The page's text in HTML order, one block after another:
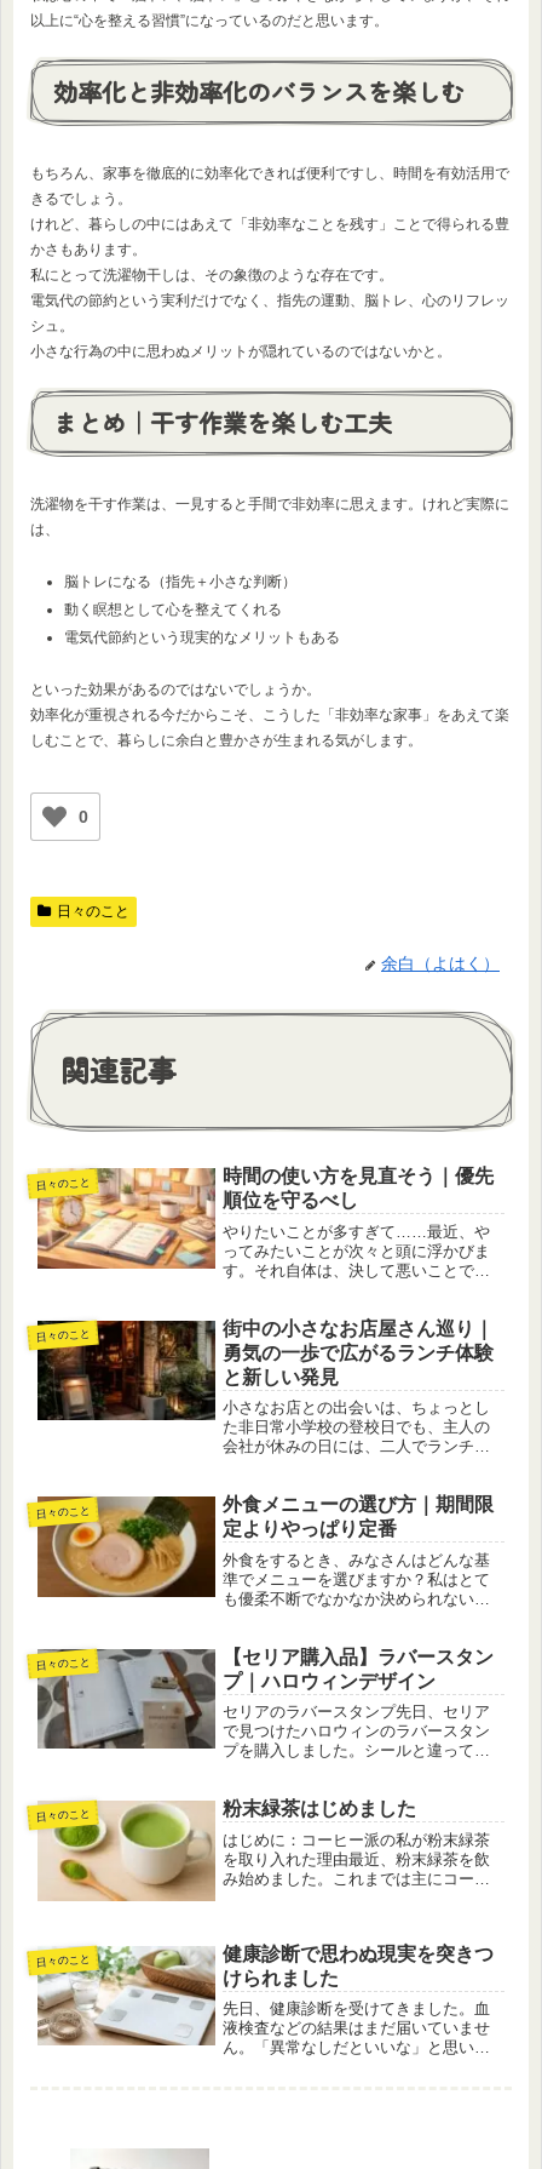
以上に“心を整える習慣”になっているのだと思います。
効率化と非効率化のバランスを楽しむ
もちろん、家事を徹底的に効率化できれば便利ですし、時間を有効活用で
きるでしょう。
けれど、暮らしの中にはあえて「非効率なことを残す」ことで得られる豊
かさもあります。
私にとって洗濯物干しは、その象徴のような存在です。
電気代の節約という実利だけでなく、指先の運動、脳トレ、心のリフレッ
シュ。
小さな行為の中に思わぬメリットが隠れているのではないかと。
まとめ｜干す作業を楽しむ工夫
洗濯物を干す作業は、一見すると手間で非効率に思えます。けれど実際に
は、
脳トレになる（指先＋小さな判断）
動く瞑想として心を整えてくれる
電気代節約という現実的なメリットもある
といった効果があるのではないでしょうか。
効率化が重視される今だからこそ、こうした「非効率な家事」をあえて楽
しむことで、暮らしに余白と豊かさが生まれる気がします。
0
日々のこと
余白（よはく）
関連記事
日々のこと
時間の使い方を見直そう｜優先
順位を守るべし
やりたいことが多すぎて……最近、や
ってみたいことが次々と頭に浮かびま
す。それ自体は、決して悪いことでは
にすべきことは何だろう？」この問い
に対する答えは、実はとても明確で
す。...
日々のこと
街中の小さなお店屋さん巡り｜
勇気の一歩で広がるランチ体験
と新しい発見
小さなお店との出会いは、ちょっとし
た非日常小学校の登校日でも、主人の
会社が休みの日には、二人でランチに
時間を過ごせる、そんなひとときで
す。今回もその一日。主人が事前に調
べて...
日々のこと
外食メニューの選び方｜期間限
定よりやっぱり定番
外食をするとき、みなさんはどんな基
準でメニューを選びますか？私はとて
も優柔不断でなかなか決められないタ
パークへ行った帰り道。楽しい一日の
締めくくりに、ラーメンを食べて帰る
こ...
日々のこと
【セリア購入品】ラバースタン
プ｜ハロウィンデザイン
セリアのラバースタンプ先日、セリア
で見つけたハロウィンのラバースタン
プを購入しました。シールと違ってス
います。実際、私はこれまでにもセリ
アやダイソーで販売されているスタン
プ...
日々のこと 粉末緑茶はじめました
はじめに：コーヒー派の私が粉末緑茶
を取り入れた理由最近、粉末緑茶を飲
み始めました。これまでは主にコーヒ
は、カフェインの摂取が気になること
もあ...
日々のこと
健康診断で思わぬ現実を突きつ
けられました
先日、健康診断を受けてきました。血
液検査などの結果はまだ届いていませ
ん。「異常なしだといいな」と思いな